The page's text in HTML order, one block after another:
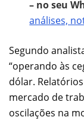
– no seu
análises,
Segundo
“operando às
dólar.
mercado de
oscilações na